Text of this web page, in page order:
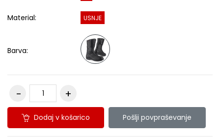
Material: USNJE
Barva:
Dodaj v košarico Pošlji povpraševanje